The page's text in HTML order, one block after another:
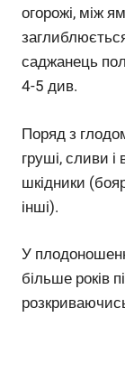
огорожі, між
саджанець
4-5 див.
Поряд з
груші, сливи і
шкідники
інші).
У
більше років